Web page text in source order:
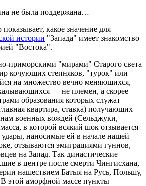
не была поддержана…
какое значение для
истории "Запада" имеет знакомство
"Востока".
приморскими "мирами" Старого света
кочующих степняков, "турок" или
на множество вечно меняющихся,
— не племен, а скорее
образования которых служат
квартира, ставка) получающих
военных вождей (Сельджуки,
в которой всякий шок отзывается
удары, наносимые ей в начале нашей
отзываются эмиграциями гуннов,
на Запад. Так династические
в центре после смерти Чингисхана,
нашествием Батыя на Русь, Польшу,
этой аморфной массе пункты